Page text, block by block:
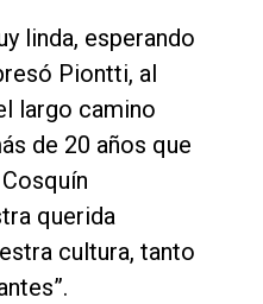
linda, esperando
Piontti, al
largo camino
de 20 años que
querida
cultura, tanto